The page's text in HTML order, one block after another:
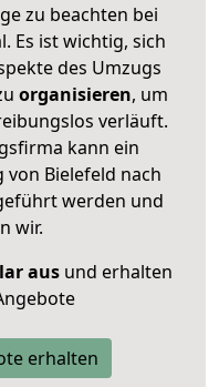
zu beachten bei
Es ist wichtig, sich
des Umzugs
organisieren, um
verläuft.
kann ein
Bielefeld nach
werden und
wir.
ausund erhalten
erhalten